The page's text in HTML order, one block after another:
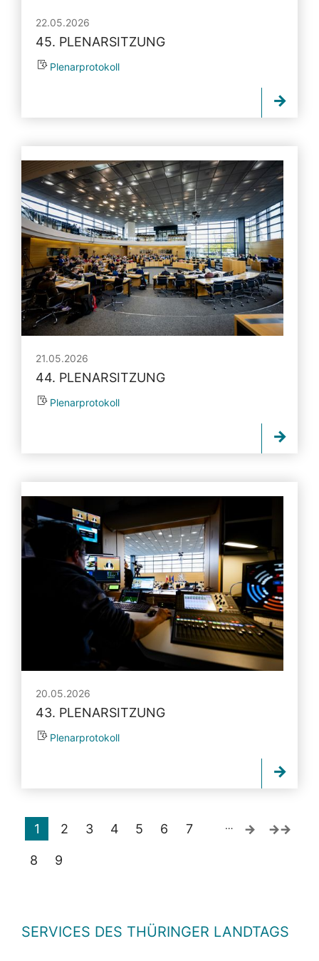
22.05.2026
45. PLENARSITZUNG
Plenarprotokoll
21.05.2026
44. PLENARSITZUNG
Plenarprotokoll
20.05.2026
43. PLENARSITZUNG
Plenarprotokoll
1 2 3 4 5 6 7
8 9
…
SERVICES DES THÜRINGER LANDTAGS